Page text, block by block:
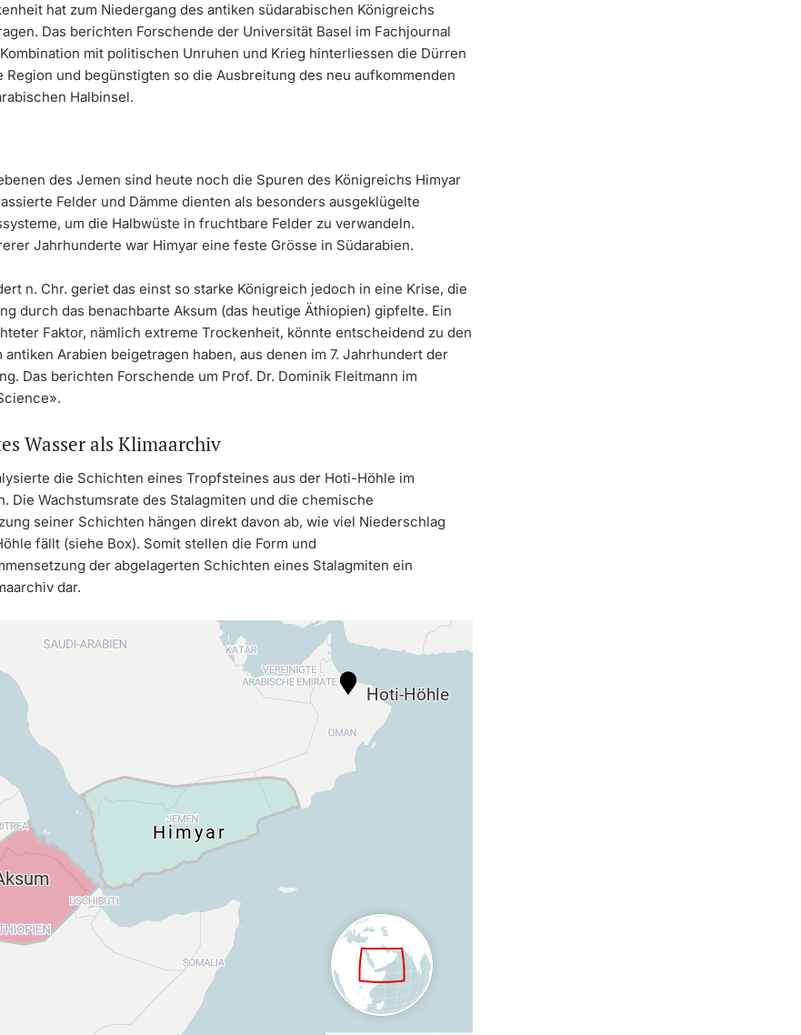
hat zum Niedergang des antiken südarabischen Königreichs
Das berichten Forschende der Universität Basel im Fachjournal
mit politischen Unruhen und Krieg hinterliessen die Dürren
Region und begünstigten so die Ausbreitung des neu aufkommenden
Halbinsel.
des Jemen sind heute noch die Spuren des Königreichs Himyar
Felder und Dämme dienten als besonders ausgeklügelte
um die Halbwüste in fruchtbare Felder zu verwandeln.
Jahrhunderte war Himyar eine feste Grösse in Südarabien.
n. Chr. geriet das einst so starke Königreich jedoch in eine Krise, die
durch das benachbarte Aksum (das heutige Äthiopien) gipfelte. Ein
Faktor, nämlich extreme Trockenheit, könnte entscheidend zu den
antiken Arabien beigetragen haben, aus denen im 7. Jahrhundert der
Das berichten Forschende um Prof. Dr. Dominik Fleitmann im
Wasser als Klimaarchiv
die Schichten eines Tropfsteines aus der Hoti-Höhle im
Die Wachstumsrate des Stalagmiten und die chemische
seiner Schichten hängen direkt davon ab, wie viel Niederschlag
fällt (siehe Box). Somit stellen die Form und
der abgelagerten Schichten eines Stalagmiten ein
dar.